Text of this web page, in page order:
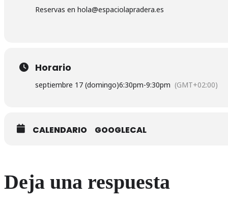
Reservas en hola@espaciolapradera.es
Horario
septiembre 17 (domingo)6:30pm-9:30pm (GMT+02:00)
CALENDARIO GOOGLECAL
Deja una respuesta